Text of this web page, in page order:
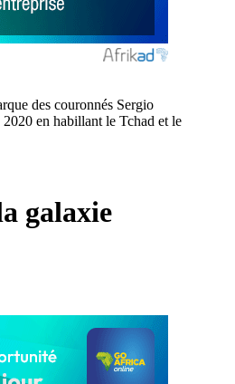
des couronnés Sergio
en habillant le Tchad et le
galaxie